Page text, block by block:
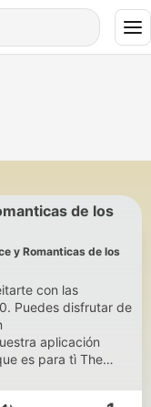
de los
y Romanticas de los
con las
Puedes disfrutar de
aplicación